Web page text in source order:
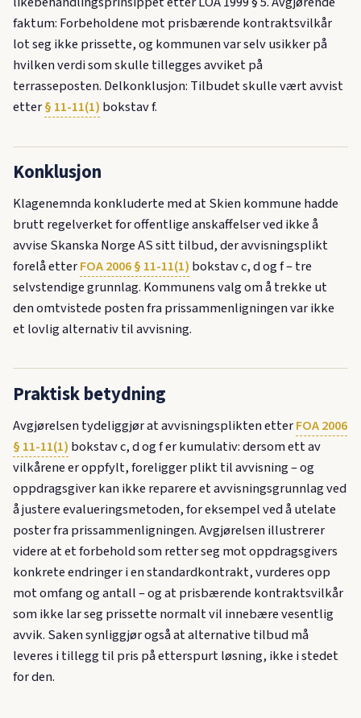
faktum: Forbeholdene mot prisbærende kontraktsvilkår
lot seg ikke prissette, og kommunen var selv usikker på
hvilken verdi som skulle tillegges avviket på
terrasseposten. Delkonklusjon: Tilbudet skulle vært avvist
etter§ 11-11(1) bokstav f.
Konklusjon
Klagenemnda konkluderte med at Skien kommune hadde
brutt regelverket for offentlige anskaffelser ved ikke å
avvise Skanska Norge AS sitt tilbud, der avvisningsplikt
forelå etterFOA 2006 § 11-11(1) bokstav c, d og f – tre
selvstendige grunnlag. Kommunens valg om å trekke ut
den omtvistede posten fra prissammenligningen var ikke
et lovlig alternativ til avvisning.
Praktisk betydning
Avgjørelsen tydeliggjør at avvisningsplikten etterFOA 2006
§ 11-11(1) bokstav c, d og f er kumulativ: dersom ett av
vilkårene er oppfylt, foreligger plikt til avvisning – og
oppdragsgiver kan ikke reparere et avvisningsgrunnlag ved
å justere evalueringsmetoden, for eksempel ved å utelate
poster fra prissammenligningen. Avgjørelsen illustrerer
videre at et forbehold som retter seg mot oppdragsgivers
konkrete endringer i en standardkontrakt, vurderes opp
mot omfang og antall – og at prisbærende kontraktsvilkår
som ikke lar seg prissette normalt vil innebære vesentlig
avvik. Saken synliggjør også at alternative tilbud må
leveres i tillegg til pris på etterspurt løsning, ikke i stedet
for den.